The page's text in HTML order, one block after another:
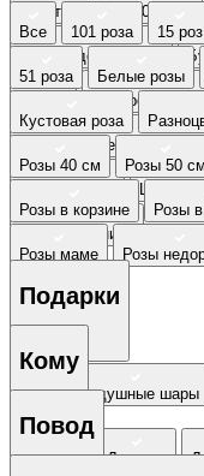
Букеты 2500 - 4000 руб.
Букеты до 3000 руб
Недорогие
Специальное
Черная пятница
Все 101 роза 15 роз
51 роза Белые розы
Кустовая роза
Розы 40 см Розы 50 см
Розы в корзине Розы
Розы маме Розы
Подарки
Все Воздушные шары
Кому
Бабушке Девочке
Повод